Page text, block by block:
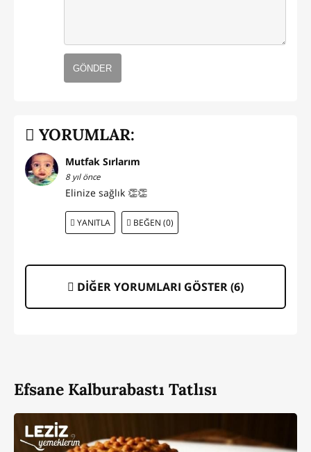
GÖNDER
YORUMLAR:
Mutfak Sırlarım
8 yıl önce
Elinize sağlık 👏👏
YANITLA BEĞEN (0)
DİĞER YORUMLARI GÖSTER (6)
Efsane Kalburabastı Tatlısı